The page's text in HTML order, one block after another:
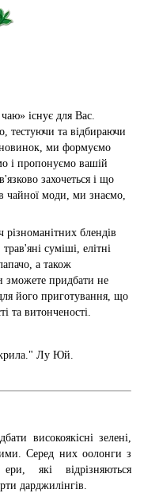
існує для Вас.
тестуючи та відбираючи
ми формуємо
і пропонуємо вашій
захочеться і що
чайної моди, ми знаємо,
блендів
суміші, елітні
а також
зможете придбати не
його приготування, що
та витонченості.
Лу Юй.
високоякісні зелені,
Серед них оолонги з
які відрізняються
дарджилінгів.